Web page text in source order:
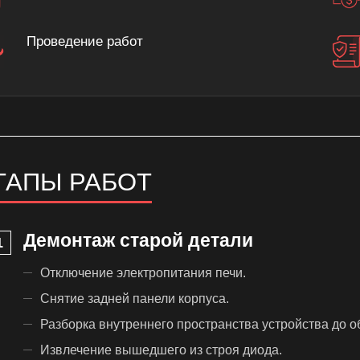
Проведение работ
РАБОТ
Демонтаж старой детали
Отключение электропитания печи.
Снятие задней панели корпуса.
Разборка внутреннего пространства устройства до
Извлечение вышедшего из строя диода.